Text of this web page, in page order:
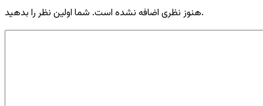
هنوز نظری اضافه نشده است. شما اولین نظر را بدهید.